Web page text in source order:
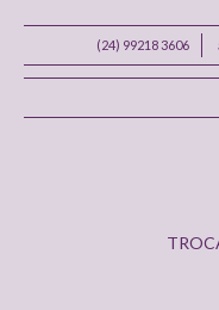
(24) 99218 3606